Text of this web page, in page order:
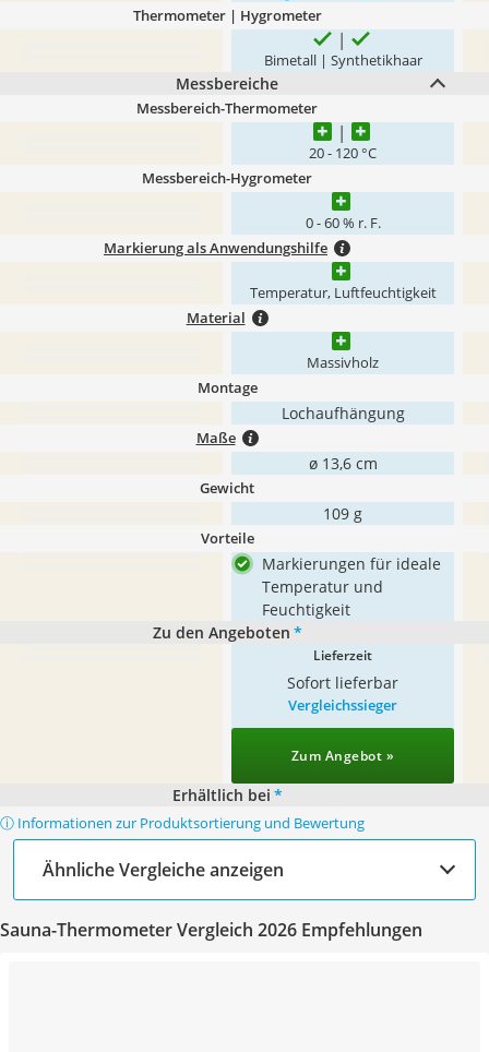
Thermometer | Hygrometer
Bimetall | Synthetikhaar
Messbereiche
Messbereich-Thermometer
20 - 120 °C
Messbereich-Hygrometer
0 - 60 % r. F.
Markierung als Anwendungshilfe
Temperatur, Luftfeuchtigkeit
Material
Massivholz
Montage
Lochaufhängung
Maße
ø 13,6 cm
Gewicht
109 g
Vorteile
Markierungen für ideale
Temperatur und
Feuchtigkeit
Zu den Angeboten *
Lieferzeit
Sofort lieferbar
Vergleichssieger
Zum Angebot »
Erhältlich bei *
ⓘ Informationen zur Produktsortierung und Bewertung
Ähnliche Vergleiche anzeigen
Sauna-Thermometer Vergleich 2026 Empfehlungen